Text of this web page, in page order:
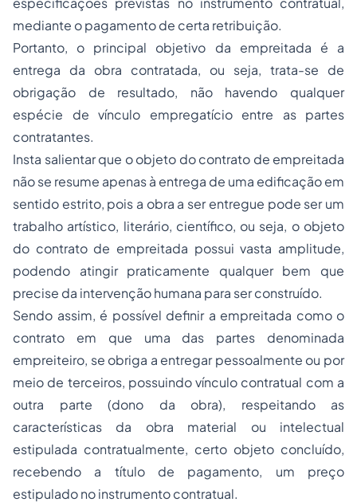
mediante o pagamento de certa retribuição.
Portanto, o principal objetivo da empreitada é a
entrega da obra contratada, ou seja, trata-se de
obrigação de resultado, não havendo qualquer
espécie de vínculo empregatício entre as partes
contratantes.
Insta salientar que o objeto do contrato de empreitada
não se resume apenas à entrega de uma edificação em
sentido estrito, pois a obra a ser entregue pode ser um
trabalho artístico, literário, científico, ou seja, o objeto
do contrato de empreitada possui vasta amplitude,
podendo atingir praticamente qualquer bem que
precise da intervenção humana para ser construído.
Sendo assim, é possível definir a empreitada como o
contrato em que uma das partes denominada
empreiteiro, se obriga a entregar pessoalmente ou por
meio de terceiros, possuindo vínculo contratual com a
outra parte (dono da obra), respeitando as
características da obra material ou intelectual
estipulada contratualmente, certo objeto concluído,
recebendo a título de pagamento, um preço
estipulado no instrumento contratual.